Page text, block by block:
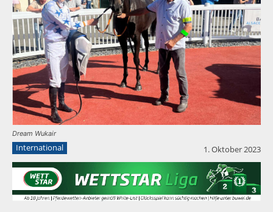
Dream Wukair
International 1. Oktober 2023